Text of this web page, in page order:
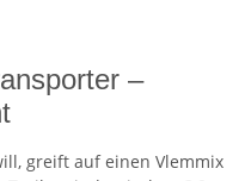
–
greift auf einen Vlemmix